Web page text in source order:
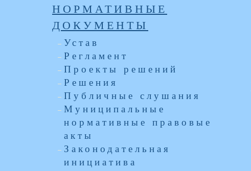
НОРМАТИВНЫЕ
ДОКУМЕНТЫ
Устав
Регламент
Проекты решений
Решения
Публичные слушания
Муниципальные
нормативные правовые
акты
Законодательная
инициатива